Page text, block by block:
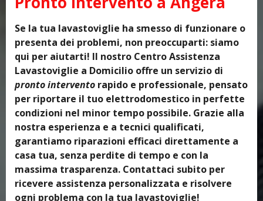
Se la tua lavastoviglie ha smesso di funzionare o
presenta dei problemi, non preoccuparti: siamo
qui per aiutarti! Il nostro Centro Assistenza
Lavastoviglie a Domicilio offre un servizio di
pronto intervento rapido e professionale, pensato
per riportare il tuo elettrodomestico in perfette
condizioni nel minor tempo possibile. Grazie alla
nostra esperienza e a tecnici qualificati,
garantiamo riparazioni efficaci direttamente a
casa tua, senza perdite di tempo e con la
massima trasparenza. Contattaci subito per
ricevere assistenza personalizzata e risolvere
ogni problema con la tua lavastoviglie!